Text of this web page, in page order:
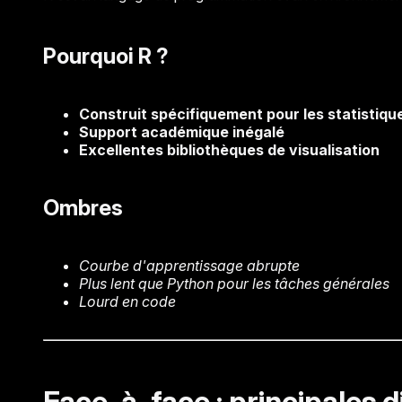
Pourquoi R ?
Construit spécifiquement pour les
Support académique inégalé
Excellentes bibliothèques de visualisation
Ombres
Courbe d'apprentissage abrupte
Plus lent que Python pour les tâches générales
Lourd en code